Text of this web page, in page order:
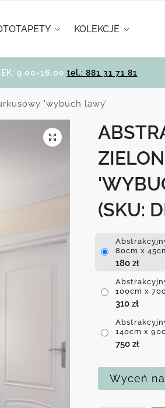
KOLEKCJE
9.00-16.00 tel.: 881 31 71 81
'wybuch lawy’
(SKU:
80cm x
180 zł
100cm x
310 zł
140cm x
750 zł
Wyceń